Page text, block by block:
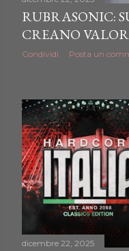
RUBRASONIC:
CREANO
Condividi Posta un
dicembre 22, 2025